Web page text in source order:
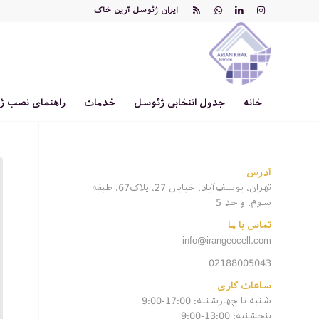
ایران ژئوسل آرین خاک
خانه جدول انتخابی ژئوسل خدمات راهنمای نصب
آدرس
تهران، یوسف‌آباد، خیابان 27، پلاک67، طبقه
سوم، واحد 5
تماس با ما
info@irangeocell.com
02188005043
ساعات کاری
شنبه تا چهارشنبه: 17:00-9:00
پنجشنبه‌: 13:00-9:00